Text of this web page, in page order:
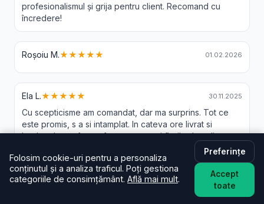
profesionalismul și grija pentru client. Recomand cu
încredere!
Roșoiu M.★★★★★ 01.02.2026
Ela L.★★★★★ 30.11.2025
Cu scepticisme am comandat, dar ma surprins. Tot ce
este promis, s a si intamplat. In cateva ore livrat si
buchetul este foarte frumos, mare si florile de calitate
Folosim cookie-uri pentru a personaliza
conținutul și a analiza traficul. Poți gestiona
categoriile de consimțământ. Află mai mult.
Preferințe
Accept
toate